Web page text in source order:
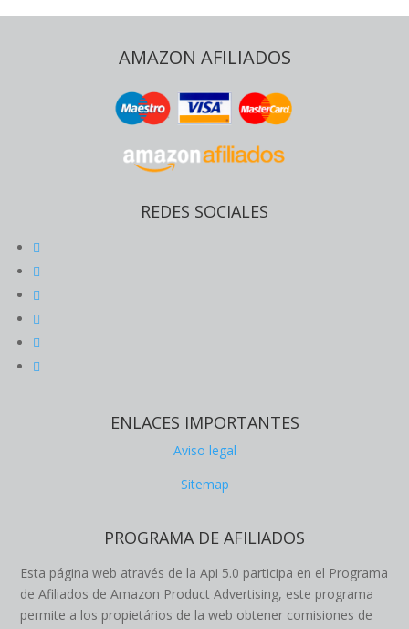
AMAZON AFILIADOS
REDES SOCIALES
ENLACES IMPORTANTES
Aviso legal
Sitemap
PROGRAMA DE AFILIADOS
Esta página web através de la Api 5.0 participa en el Programa
de Afiliados de Amazon Product Advertising, este programa
permite a los propietários de la web obtener comisiones de